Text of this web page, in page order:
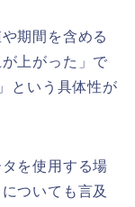
期間を含める
上がった」で
という具体性が
を使用する場
ついても言及